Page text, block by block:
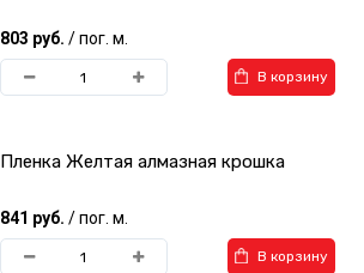
803 руб. / пог. м.
В корзину
Пленка Желтая алмазная крошка
841 руб. / пог. м.
В корзину